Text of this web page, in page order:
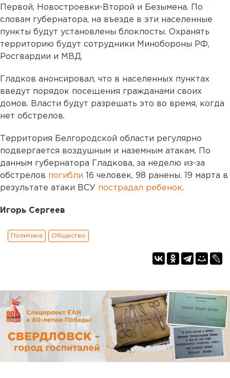
Первой, Новостроевки-Второй и Безымена. По
словам губернатора, на въезде в эти населенные
пункты будут установлены блокпосты. Охранять
территорию будут сотрудники Минобороны РФ,
Росгвардии и МВД.
Гладков анонсировал, что в населенных пунктах
введут порядок посещения гражданами своих
домов. Власти будут разрешать это во время, когда
нет обстрелов.
Территория Белгородской области регулярно
подвергается воздушным и наземным атакам. По
данным губернатора Гладкова, за неделю из-за
обстрелов погибли
16 человек, 98 ранены. 19 марта в
результате атаки ВСУ пострадал ребенок.
Игорь Сергеев
Политика Общество